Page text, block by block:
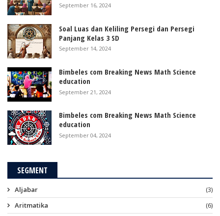
September 16, 2024
Soal Luas dan Keliling Persegi dan Persegi
Panjang Kelas 3 SD
September 14, 2024
Bimbeles com Breaking News Math Science
education
September 21, 2024
Bimbeles com Breaking News Math Science
education
September 04, 2024
SEGMENT
Aljabar
(3)
Aritmatika
(6)